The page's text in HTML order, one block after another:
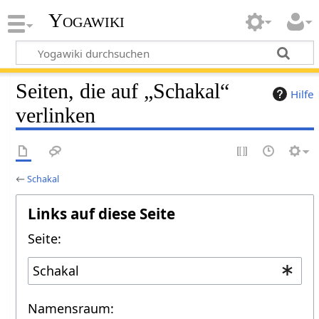
Yogawiki
Hilfe
Seiten, die auf „Schakal“
verlinken
←Schakal
Links auf diese Seite
Seite:
Namensraum: